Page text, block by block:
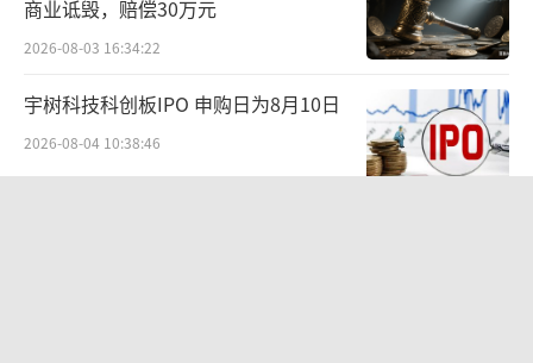
这不仅仅是一个标签，更是一道门槛。与
此对应的是销售人员的“分级授权”：能力等
级最低的销售人员，只能销售最基础类产品；
而只有达到最高级别（一级）的销售人员，才
可以销售那些结构复杂的产品。
商业诋毁，赔偿30万元
2026-08-03 16:34:22
宇树科技科创板IPO 申购日为8月10日
2026-08-04 10:38:46